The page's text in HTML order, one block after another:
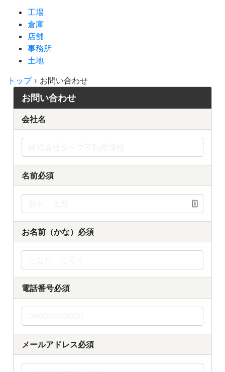
工場
倉庫
店舗
事務所
土地
トップ› お問い合わせ
お問い合わせ
会社名
名前必須
お名前（かな） 必須
電話番号必須
メールアドレス必須